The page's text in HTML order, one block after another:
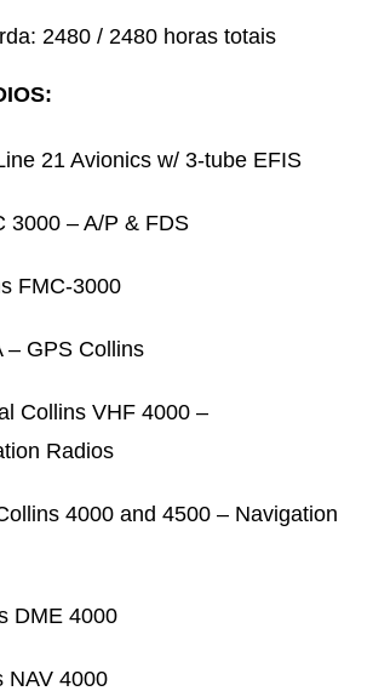
2480 / 2480 horas totais
21 Avionics w/ 3-tube EFIS
3000 – A/P & FDS
FMC-3000
– GPS Collins
Collins VHF 4000 –
Radios
4000 and 4500 – Navigation
DME 4000
NAV 4000